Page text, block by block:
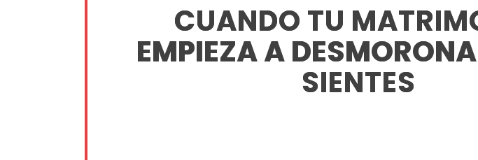
CUANDO TU
EMPIEZA A
SIENTES